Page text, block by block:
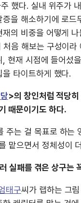
했다. 실내 위주가
을 해소하기에 로드
의 비중을 어떻게
음 해보는 구성이
재 시점에 들어섰
타이트하게 했다.
>의 창인처럼 적당
때문이기도 하다.
주는 걸 목표로 하는
맡으면서 정체성이
실패를 겪은 상구는
태구씨가 랩하는 그